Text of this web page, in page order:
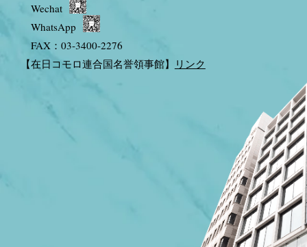
Wechat
WhatsApp
FAX：03-3400-2276
【在日コモロ連合国名誉領事館】 リンク